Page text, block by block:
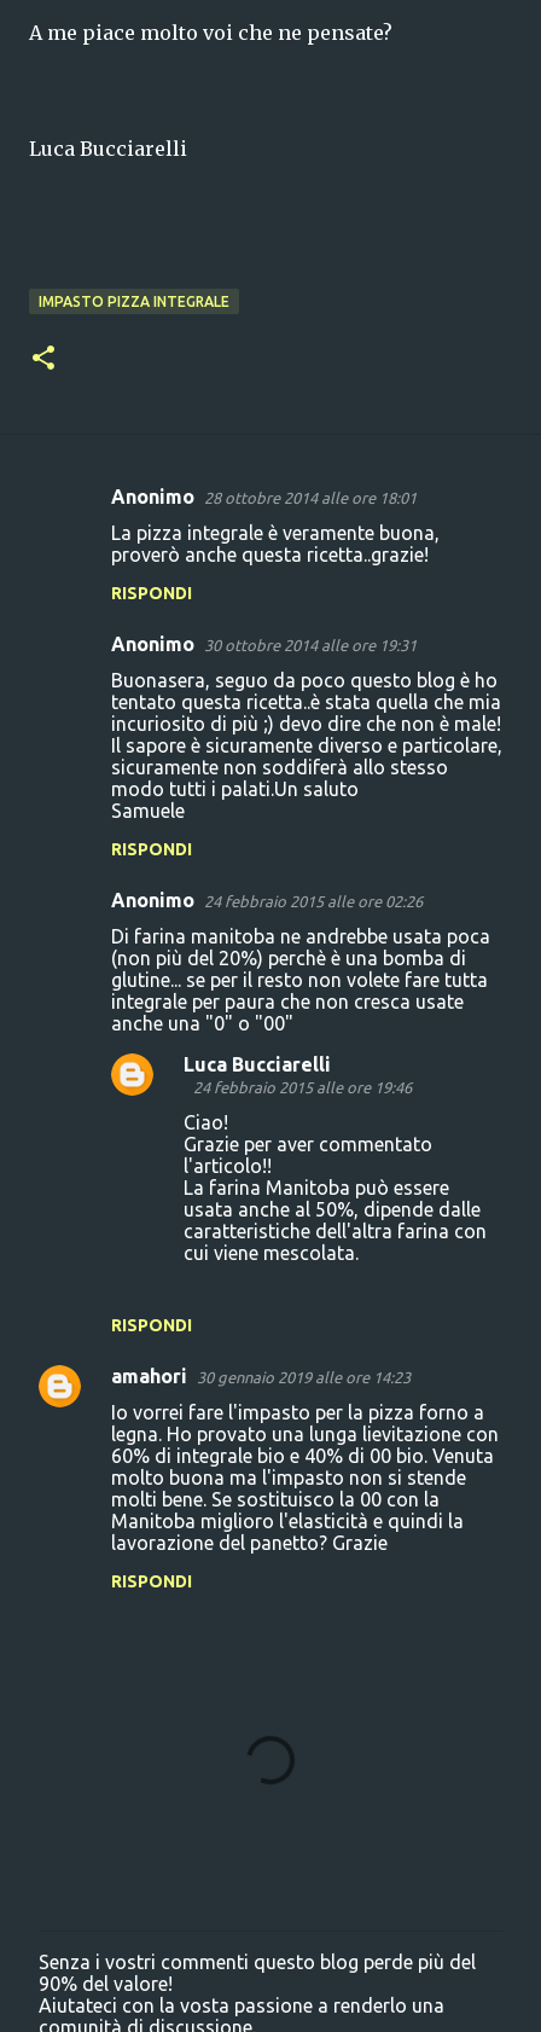
A me piace molto voi che ne pensate?
Luca Bucciarelli
IMPASTO PIZZA INTEGRALE
Anonimo 28 ottobre 2014 alle ore 18:01
La pizza integrale è veramente buona,
proverò anche questa ricetta..grazie!
RISPONDI
Anonimo 30 ottobre 2014 alle ore 19:31
Buonasera, seguo da poco questo blog è ho
tentato questa ricetta..è stata quella che mia
incuriosito di più ;) devo dire che non è male!
Il sapore è sicuramente diverso e particolare,
sicuramente non soddiferà allo stesso
modo tutti i palati.Un saluto
Samuele
RISPONDI
Anonimo 24 febbraio 2015 alle ore 02:26
Di farina manitoba ne andrebbe usata poca
(non più del 20%) perchè è una bomba di
glutine... se per il resto non volete fare tutta
integrale per paura che non cresca usate
anche una "0" o "00"
RISPONDI
Luca Bucciarelli
24 febbraio 2015 alle ore 19:46
Ciao!
Grazie per aver commentato
l'articolo!!
La farina Manitoba può essere
usata anche al 50%, dipende dalle
caratteristiche dell'altra farina con
cui viene mescolata.
amahori 30 gennaio 2019 alle ore 14:23
Io vorrei fare l'impasto per la pizza forno a
legna. Ho provato una lunga lievitazione con
60% di integrale bio e 40% di 00 bio. Venuta
molto buona ma l'impasto non si stende
molti bene. Se sostituisco la 00 con la
Manitoba miglioro l'elasticità e quindi la
lavorazione del panetto? Grazie
RISPONDI
P
o
s
Senza i vostri commenti questo blog perde più del
90% del valore!
Aiutateci con la vosta passione a renderlo una
comunità di discussione.